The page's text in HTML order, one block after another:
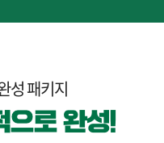
성 패키지